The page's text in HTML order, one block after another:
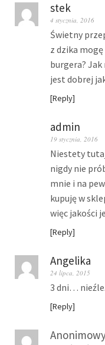
stek
4 stycznia, 2016
Świetny
z dzika
burgera?
jest dobrej
Reply
admin
19 stycznia, 2016
Niestety
nigdy nie
mnie i na
kupuję w
więc jakości
Reply
Angelika
24 lipca, 2015
3 dni…
Reply